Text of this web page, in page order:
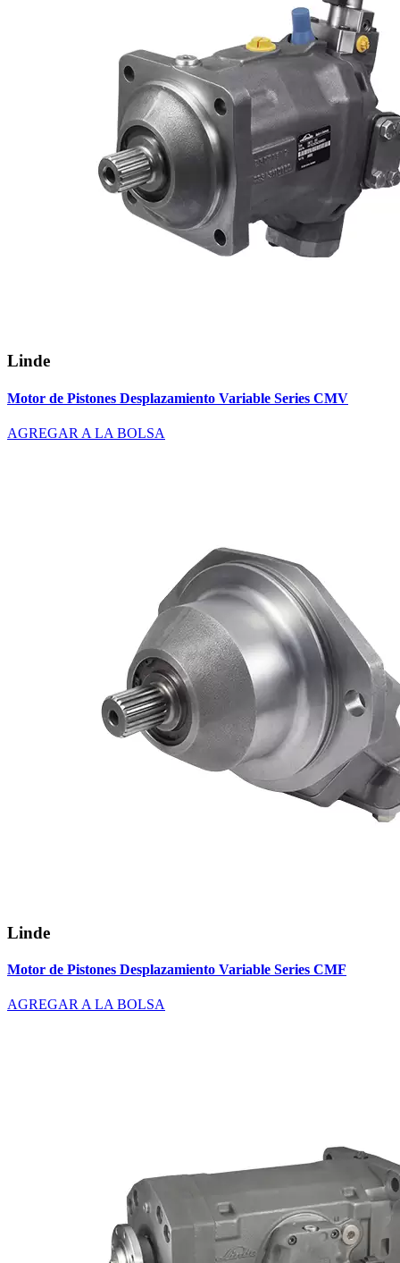
Linde
Motor de Pistones Desplazamiento Variable Series CMV
AGREGAR A LA BOLSA
Linde
Motor de Pistones Desplazamiento Variable Series CMF
AGREGAR A LA BOLSA